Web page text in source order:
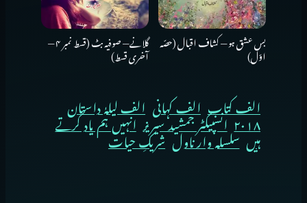
بس عشق ہو — کشاف اقبال (حصّہ
اوّل)
گلانے — صوفیہ بٹ (قسط نمبر ۴ —
آخری قسط)
الف کتاب الف کہانی الف لیلہٰ داستان
۲۰۱۸ انسپیکٹر جمشید سیریز انہیں ہم یاد کرتے
ہیں سلسلہ وار ناول شریکِ حیات